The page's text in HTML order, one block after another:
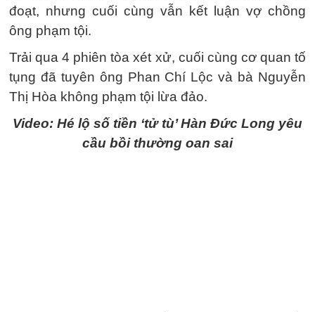
đoạt, nhưng cuối cùng vẫn kết luận vợ chồng
ông phạm tội.
Trải qua 4 phiên tòa xét xử, cuối cùng cơ quan tố
tụng đã tuyên ông Phan Chí Lộc và bà Nguyễn
Thị Hòa không phạm tội lừa đảo.
Video: Hé lộ số tiền ‘tử tù’ Hàn Đức Long yêu
cầu bồi thường oan sai